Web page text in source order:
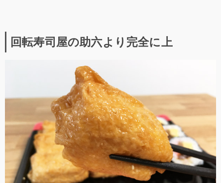
回転寿司屋の助六より完全に上